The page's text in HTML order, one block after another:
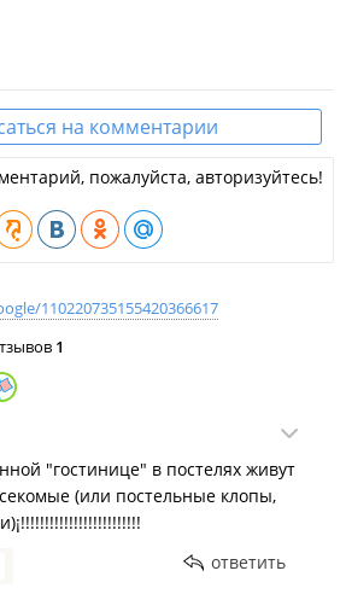
на комментарии
пожалуйста, авторизуйтесь!
110220735155420366617
1
"гостинице" в постелях живут
(или постельные клопы,
ответить